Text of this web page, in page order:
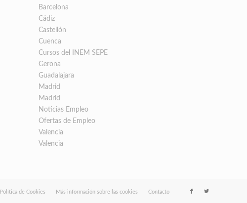
Barcelona
Cádiz
Castellón
Cuenca
Cursos del INEM SEPE
Gerona
Guadalajara
Madrid
Madrid
Noticias Empleo
Ofertas de Empleo
Valencia
Valencia
Política de Cookies Más información sobre las cookies Contacto